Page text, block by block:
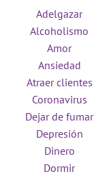
Adelgazar
Alcoholismo
Amor
Ansiedad
Atraer clientes
Coronavirus
Dejar de fumar
Depresión
Dinero
Dormir